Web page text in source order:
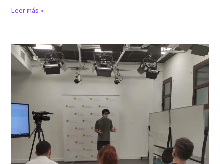
Leer más »
PSICOLOGÍA
DE
LA
COMUNICACIÓN:
positivo